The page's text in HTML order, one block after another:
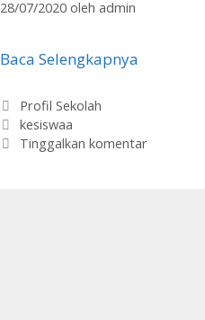
28/07/2020 oleh admin
Baca Selengkapnya
Kategori
Profil Sekolah
Tag
kesiswaa
Tinggalkan komentar